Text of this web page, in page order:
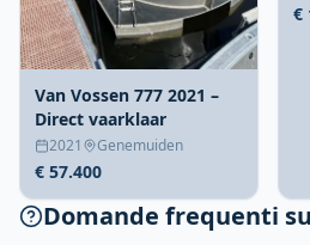
Van Vossen 777 2021 –
Direct vaarklaar
2021 Genemuiden
€ 57.400
€
Domande frequenti